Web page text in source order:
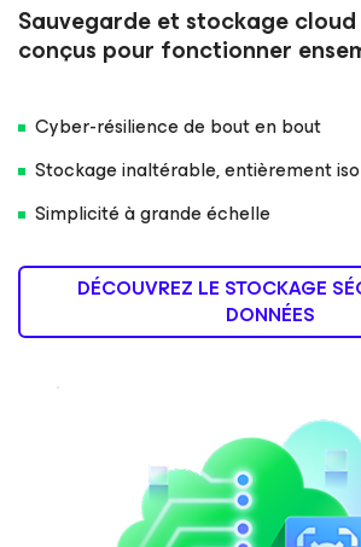
Sauvegarde et stockage
conçus pour fonctionner
Cyber-résilience de bout en bout
Stockage inaltérable, entièrement
Simplicité à grande échelle
DÉCOUVREZ LE STOCKAGE
DONNÉES